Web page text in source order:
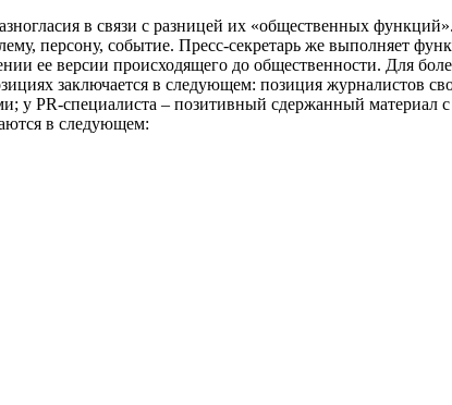
в связи с разницей их «общественных
персону, событие. Пресс-секретарь же выполняет
ее версии происходящего до общественности. Для
заключается в следующем: позиция журналистов
у PR-специалиста – позитивный сдержанный материал
в следующем: